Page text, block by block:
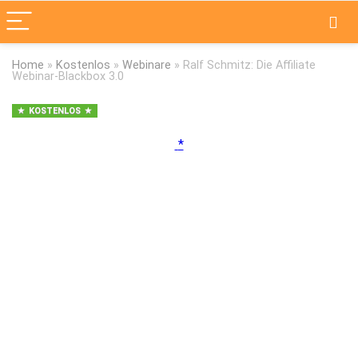
Home » Kostenlos » Webinare » Ralf Schmitz: Die Affiliate
Webinar-Blackbox 3.0
KOSTENLOS